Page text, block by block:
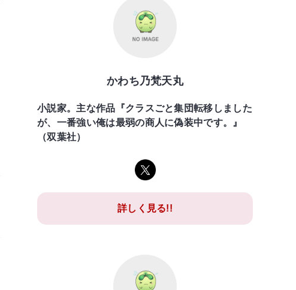
かわち乃梵天丸
小説家。主な作品『クラスごと集団転移しました
が、一番強い俺は最弱の商人に偽装中です。』
（双葉社）
詳しく見る!!